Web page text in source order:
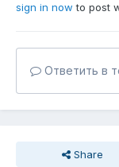
sign in now to post
Ответить в
Share